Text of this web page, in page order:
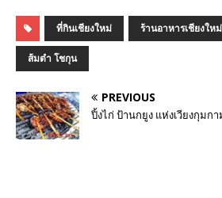
ที่กินเชียงใหม่ ร้านอาหารเชียงใหม่
ส้มตำ โชกุน
PREVIOUS
ปิ้งไก่ ป้านกยูง แห่งเวียงกุมกา